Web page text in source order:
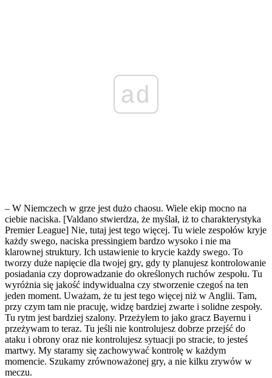
ad
– W Niemczech w grze jest dużo chaosu. Wiele ekip mocno na
ciebie naciska. [Valdano stwierdza, że myślał, iż to charakterystyka
Premier League] Nie, tutaj jest tego więcej. Tu wiele zespołów kryje
każdy swego, naciska pressingiem bardzo wysoko i nie ma
klarownej struktury. Ich ustawienie to krycie każdy swego. To
tworzy duże napięcie dla twojej gry, gdy ty planujesz kontrolowanie
posiadania czy doprowadzanie do określonych ruchów zespołu. Tu
wyróżnia się jakość indywidualna czy stworzenie czegoś na ten
jeden moment. Uważam, że tu jest tego więcej niż w Anglii. Tam,
przy czym tam nie pracuję, widzę bardziej zwarte i solidne zespoły.
Tu rytm jest bardziej szalony. Przeżyłem to jako gracz Bayernu i
przeżywam to teraz. Tu jeśli nie kontrolujesz dobrze przejść do
ataku i obrony oraz nie kontrolujesz sytuacji po stracie, to jesteś
martwy. My staramy się zachowywać kontrolę w każdym
momencie. Szukamy zrównoważonej gry, a nie kilku zrywów w
meczu.